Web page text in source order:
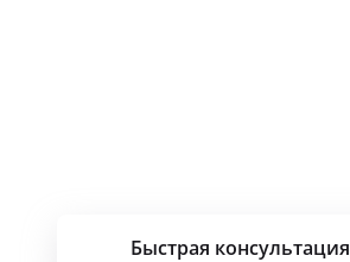
Быстрая консультация